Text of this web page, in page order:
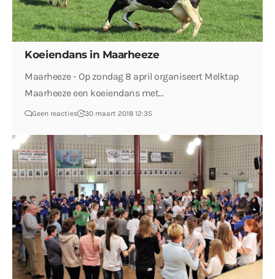
Koeiendans in Maarheeze
Maarheeze - Op zondag 8 april organiseert Melktap
Maarheeze een koeiendans met…
Geen reacties 30 maart 2018 12:35